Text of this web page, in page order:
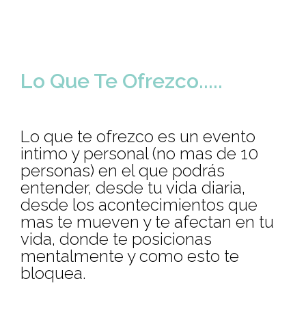
Lo Que Te Ofrezco.....
Lo que te ofrezco es un evento
intimo y personal (no mas de 10
personas) en el que podrás
entender, desde tu vida diaria,
desde los acontecimientos que
mas te mueven y te afectan en tu
vida, donde te posicionas
mentalmente y como esto te
bloquea.